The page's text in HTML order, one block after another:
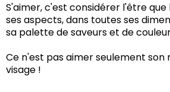
S'aimer, c'est considérer l'être que
ses aspects, dans toutes ses
sa palette de saveurs et de
Ce n'est pas aimer seulement son
visage !